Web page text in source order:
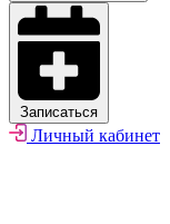
Записаться
Личный кабинет